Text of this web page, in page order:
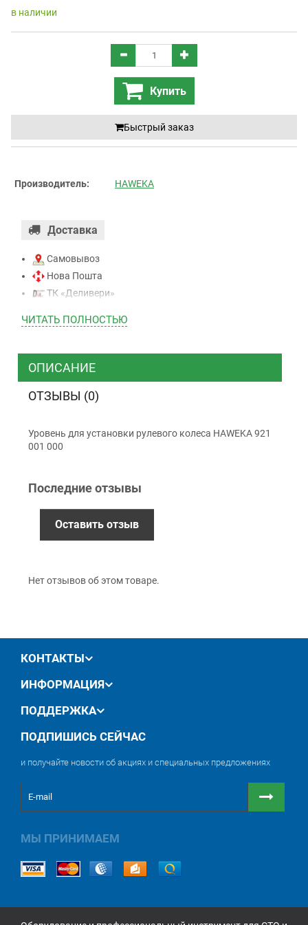
в наличии
Купить
Быстрый заказ
Производитель: HAWEKA
Доставка
Самовывоз
Нова Пошта
ТК «Деливери»
ТК “Justin”
ТК ”УкрПочта”
Наличными
Приватбанк
Безналичный расчет (с НДС)
12 месяцев официальной гарантии от
ЧИТАТЬ ПОЛНОСТЬЮ
ОПИСАНИЕ
ОТЗЫВЫ (0)
Уровень для установки рулевого колеса HAWEKA 921
001 000
Последние отзывы
Оставить отзыв
Нет отзывов об этом товаре.
КОНТАКТЫ
ИНФОРМАЦИЯ
ПОДДЕРЖКА
ПОДПИШИСЬ СЕЙЧАС
и получайте новости об акциях и специальных предложениях
МЫ ПРИНИМАЕМ